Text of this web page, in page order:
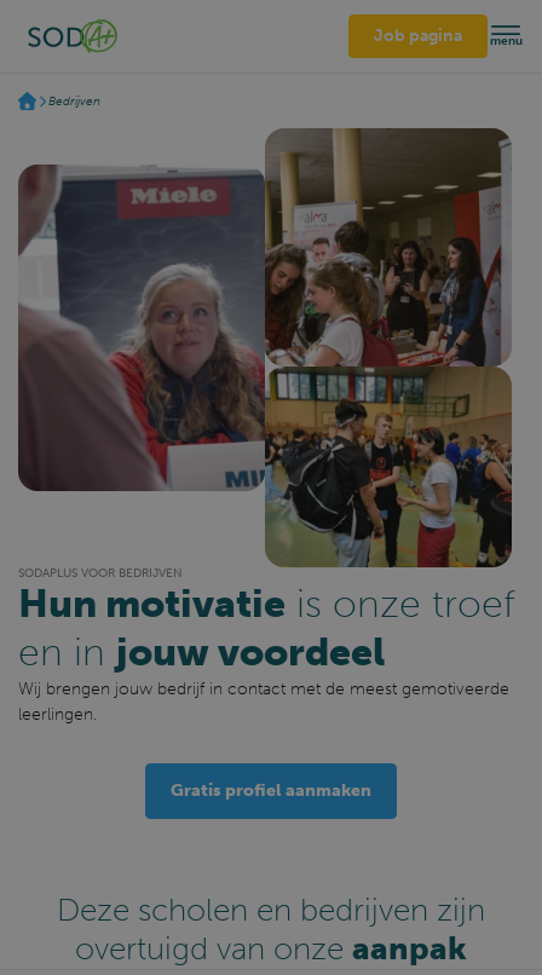
Job pagina menu
Bedrijven
SODAPLUS VOOR BEDRIJVEN
Hun motivatie is onze troef
en in jouw voordeel
Wij brengen jouw bedrijf in contact met de meest gemotiveerde
leerlingen.
Gratis profiel aanmaken
Deze scholen en bedrijven zijn
overtuigd van onze aanpak